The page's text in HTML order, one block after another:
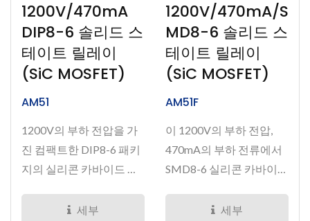
1200V/470mA
DIP8-6 솔리드 스
테이트 릴레이
(SiC MOSFET)
AM51
1200V의 부하 전압을 가
진 컴팩트한 DIP8-6 패키
지의 실리콘 카바이드 미
세부
1200V/470mA/S
MD8-6 솔리드 스
테이트 릴레이
(SiC MOSFET)
AM51F
이 1200V의 부하 전압,
470mA의 부하 전류에서
SMD8-6 실리콘 카바이드
세부